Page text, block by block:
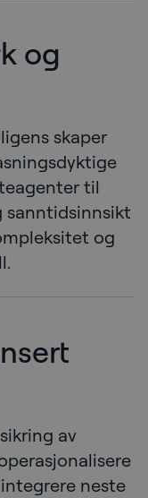
og
skaper
til
og
av
neste